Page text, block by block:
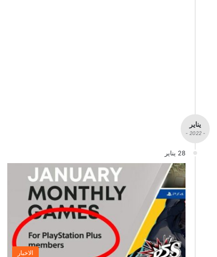
يناير
- 2022 -
28 يناير
الاخبار